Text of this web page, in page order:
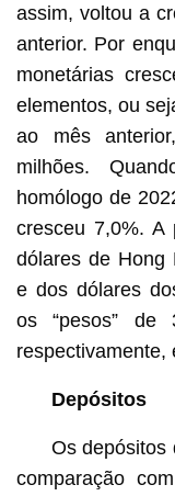
assim, voltou a
anterior. Por
monetárias
elementos, ou
ao mês
milhões.
homólogo de
cresceu 7,0%. A
dólares de Hong
e dos dólares
os “pesos” de
respectivamente,
Depósitos
Os depósitos
comparação